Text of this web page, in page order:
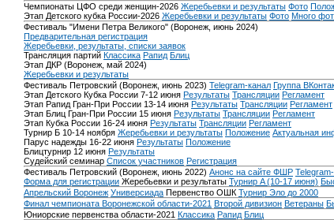
Чемпионаты ЦФО среди женщин-2026 Жеребьевки и результаты Фото
Этап Детского кубка России-2026 Жеребьевки и результаты Фото Много
Фестиваль "Имени Петра Великого" (Воронеж, июнь 2024)
Предварительная регистрация
Жеребьевки, результаты, списки заявок
Трансляция партий Классика Рапид Блиц
Этап ДКР (Воронеж, май 2024)
Жеребьевки и результаты
Фестиваль Петровский (Воронеж, июнь 2023) Telegram-канал Группа
Этап Детского Кубка России 7-12 июня Результаты Трансляции Регламент
Этап Рапид Гран-При России 13-14 июня Результаты Трансляции Регламент
Этап Блиц Гран-При России 15 июня Результаты Трансляции Регламент
Этап Кубка России 16-24 июня Результаты Трансляции Регламент
Турнир Б 10-14 ноября Жеребьевки и результаты Положение Актуальная
Парус надежды 16-22 июня Результаты Положение
Блицтурнир 12 июня Результаты
Судейский семинар Список участников Регистрация
Фестиваль Петровский (Воронеж, июнь 2022) Анонс на сайте ФШР
Форма для регистрации Жеребьевки и результаты Турнир A (10-17 июня)
Апрельский Воронеж Универсиада Первенство ОШК Турнир Эло до 2000
Финал чемпионата Воронежской области-2021 Второй дивизион Ветераны
Юниорские первенства области-2021 Классика Рапид Блиц